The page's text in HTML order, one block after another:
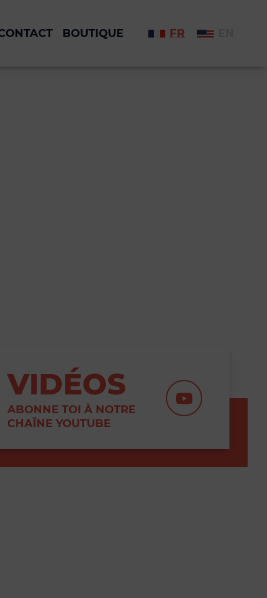
BOUTIQUE FR
VIDÉOS
ABONNE TOI À NOTRE
CHAÎNE YOUTUBE